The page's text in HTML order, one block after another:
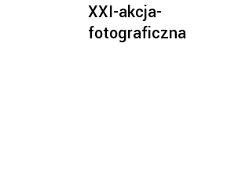
XXI-akcja-
fotograficzna